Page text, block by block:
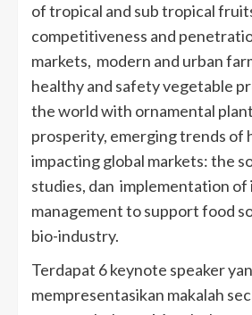
of tropical and sub tropical
competitiveness and
markets, modern and urban
healthy and safety vegetable
the world with ornamental
prosperity, emerging trends of
impacting global markets: the
studies, dan implementation
management to support food
bio-industry.
Terdapat 6 keynote speaker
mempresentasikan makalah